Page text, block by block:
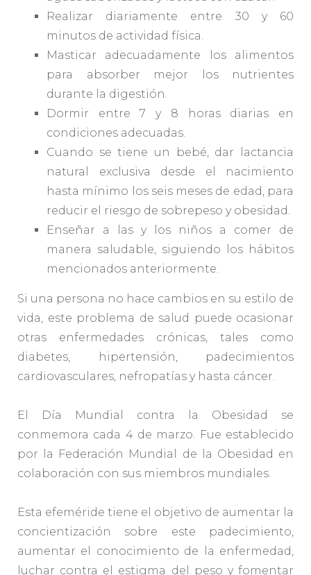
Realizar diariamente entre 30 y 60
minutos de actividad física.
Masticar adecuadamente los alimentos
para absorber mejor los nutrientes
durante la digestión.
Dormir entre 7 y 8 horas diarias en
condiciones adecuadas.
Cuando se tiene un bebé, dar lactancia
natural exclusiva desde el nacimiento
hasta mínimo los seis meses de edad, para
reducir el riesgo de sobrepeso y obesidad.
Enseñar a las y los niños a comer de
manera saludable, siguiendo los hábitos
mencionados anteriormente.
Si una persona no hace cambios en su estilo de
vida, este problema de salud puede ocasionar
otras enfermedades crónicas, tales como
diabetes, hipertensión, padecimientos
cardiovasculares, nefropatías y hasta cáncer.
El Día Mundial contra la Obesidad se
conmemora cada 4 de marzo. Fue establecido
por la Federación Mundial de la Obesidad en
colaboración con sus miembros mundiales.
Esta efeméride tiene el objetivo de aumentar la
concientización sobre este padecimiento,
aumentar el conocimiento de la enfermedad,
luchar contra el estigma del peso y fomentar